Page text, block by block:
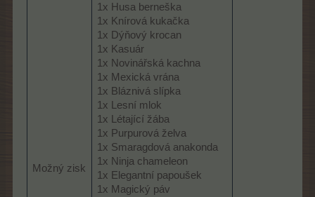
Možný zisk
1x Husa berneška
1x Knírová kukačka
1x Dýňový krocan
1x Kasuár
1x Novinářská kachna
1x Mexická vrána
1x Bláznivá slípka
1x Lesní mlok
1x Létající žába
1x Purpurová želva
1x Smaragdová anakonda
1x Ninja chameleon
1x Elegantní papoušek
1x Magický páv